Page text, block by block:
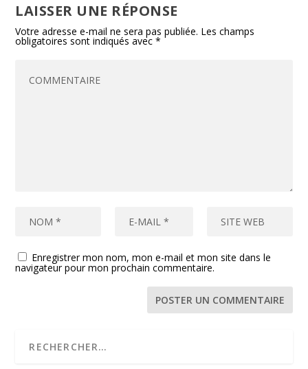
LAISSER UNE RÉPONSE
Votre adresse e-mail ne sera pas publiée. Les champs
obligatoires sont indiqués avec*
Enregistrer mon nom, mon e-mail et mon site dans le
navigateur pour mon prochain commentaire.